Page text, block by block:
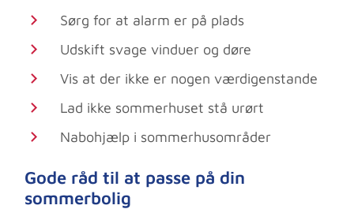
Sørg for at alarm er på plads
Udskift svage vinduer og døre
Vis at der ikke er nogen værdigenstande
Lad ikke sommerhuset stå urørt
Nabohjælp i sommerhusområder
Gode råd til at passe på din
sommerbolig